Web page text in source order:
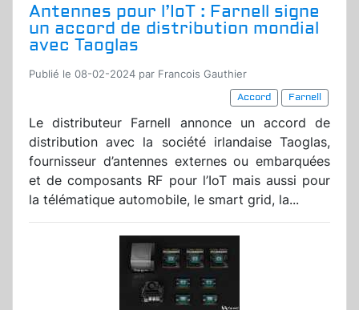
Antennes pour l’IoT : Farnell signe
un accord de distribution mondial
avec Taoglas
Publié le 08-02-2024 par Francois Gauthier
Accord
Farnell
Le distributeur Farnell annonce un accord de
distribution avec la société irlandaise Taoglas,
fournisseur d’antennes externes ou embarquées
et de composants RF pour l’IoT mais aussi pour
la télématique automobile, le smart grid, la...